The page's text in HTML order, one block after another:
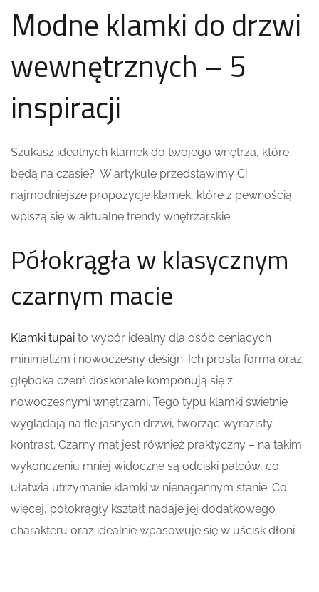
Modne klamki do drzwi
wewnętrznych – 5
inspiracji
Szukasz idealnych klamek do twojego wnętrza, które
będą na czasie? W artykule przedstawimy Ci
najmodniejsze propozycje klamek, które z pewnością
wpiszą się w aktualne trendy wnętrzarskie.
Półokrągła w klasycznym
czarnym macie
Klamki tupai to wybór idealny dla osób ceniących
minimalizm i nowoczesny design. Ich prosta forma oraz
głęboka czerń doskonale komponują się z
nowoczesnymi wnętrzami. Tego typu klamki świetnie
wyglądają na tle jasnych drzwi, tworząc wyrazisty
kontrast. Czarny mat jest również praktyczny – na takim
wykończeniu mniej widoczne są odciski palców, co
ułatwia utrzymanie klamki w nienagannym stanie. Co
więcej, półokrągły kształt nadaje jej dodatkowego
charakteru oraz idealnie wpasowuje się w uścisk dłoni.